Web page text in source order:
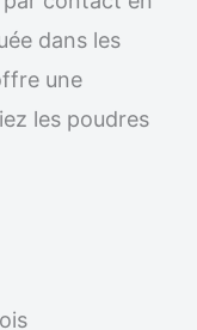
dans les
une
les poudres